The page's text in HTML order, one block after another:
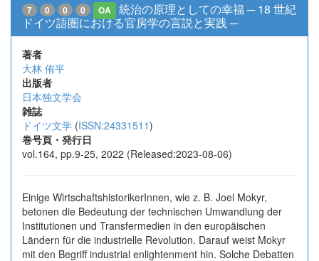
7 0 0 0 OA
統治の原理としての幸福 ─ 18 世紀
ドイツ語圏における官房学の言説と実践 ─
著者
大林 侑平
出版者
日本独文学会
雑誌
ドイツ文学 (ISSN:24331511)
巻号頁・発行日
vol.164, pp.9-25, 2022 (Released:2023-08-06)
Einige WirtschaftshistorikerInnen, wie z. B. Joel Mokyr,
betonen die Bedeutung der technischen Umwandlung der
Institutionen und Transfermedien in den europäischen
Ländern für die industrielle Revolution. Darauf weist Mokyr
mit den Begriff industrial enlightenment hin. Solche Debatten